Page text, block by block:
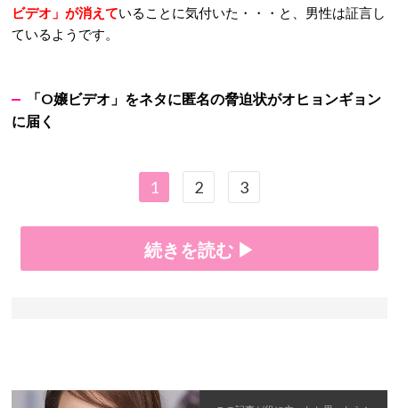
ビデオ」が消えていることに気付いた・・・と、男性は証言し
ているようです。
「O嬢ビデオ」をネタに匿名の脅迫状がオヒョンギョン
に届く
1 2 3
続きを読む ▶